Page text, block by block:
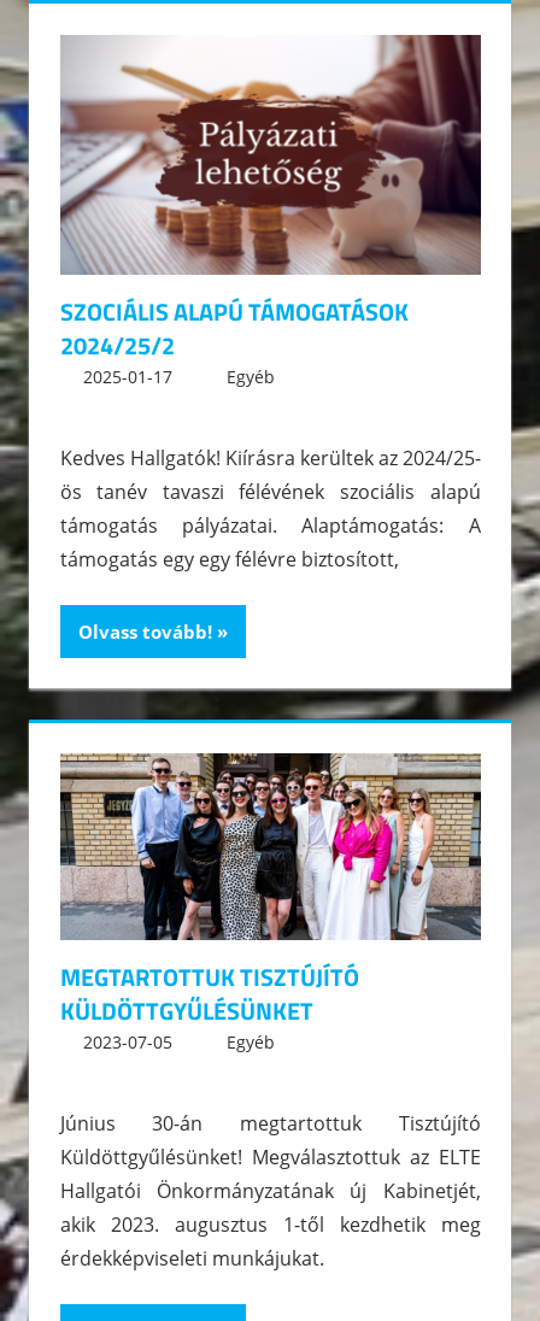
SZOCIÁLIS ALAPÚ TÁMOGATÁSOK
2024/25/2
2025-01-17 kommunikacio
Egyéb
Kedves Hallgatók! Kiírásra kerültek az 2024/25-
ös tanév tavaszi félévének szociális alapú
támogatás pályázatai. Alaptámogatás: A
támogatás egy egy félévre biztosított,
Olvass tovább!
MEGTARTOTTUK TISZTÚJÍTÓ
KÜLDÖTTGYŰLÉSÜNKET
2023-07-05 kommunikacio
Egyéb
Június 30-án megtartottuk Tisztújító
Küldöttgyűlésünket! Megválasztottuk az ELTE
Hallgatói Önkormányzatának új Kabinetjét,
akik 2023. augusztus 1-től kezdhetik meg
érdekképviseleti munkájukat.